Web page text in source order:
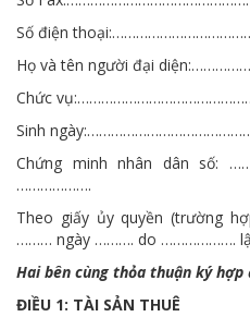
Số điện
Họ và tên người đại
Chức
Sinh
Chứng minh nhân dân số:
……………….
Theo giấy ủy quyền (trường
……… ngày ………. do ……………….
Hai bên cùng thỏa thuận ký
ĐIỀU 1: TÀI SẢN THUÊ